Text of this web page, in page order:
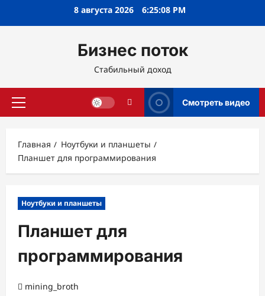
8 августа 2026 6:25:09 PM
Бизнес поток
Стабильный доход
Основное
Смотреть видео
Главная
Ноутбуки и планшеты
Планшет для программирования
Ноутбуки и планшеты
Планшет для
программирования
mining_broth